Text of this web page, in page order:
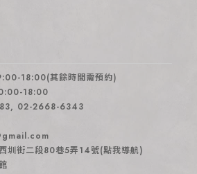
18:00(其餘時間需預約)
18:00
, 02-2668-6343
圳街二段80巷5弄14號(點我導航)